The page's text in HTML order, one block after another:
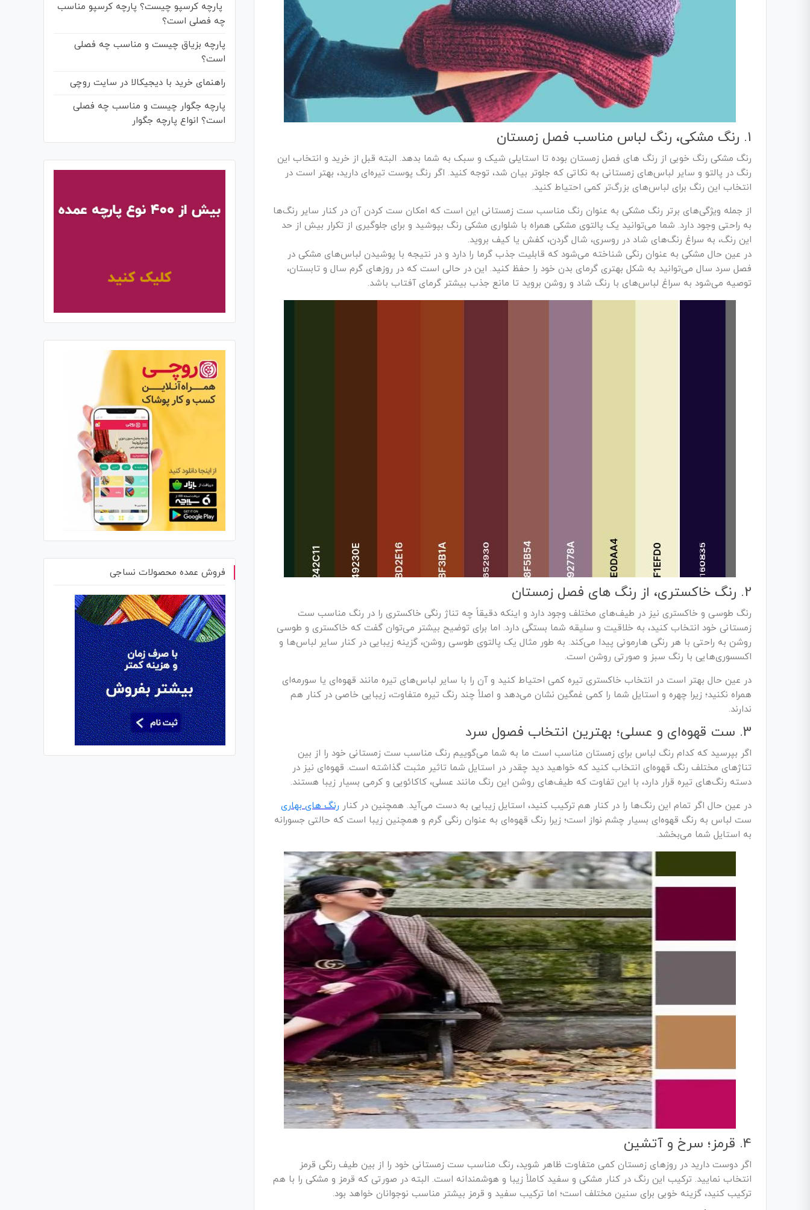
1. رنگ مشکی، رنگ لباس مناسب فصل زمستان
رنگ مشکی رنگ خوبی از رنگ ‌های فصل زمستان بوده تا استایلی شیک و سبک به شما بدهد. البته قبل از خرید و انتخاب این
رنگ در پالتو و سایر لباس‌های زمستانی به نکاتی که جلوتر بیان شد، توجه کنید. اگر رنگ پوست تیره‌ای دارید، بهتر است در
انتخاب این رنگ برای لباس‌های بزرگ‌تر کمی احتیاط کنید.
از جمله ویژگی‌های برتر رنگ مشکی به عنوان رنگ مناسب ست زمستانی این است که امکان ست کردن آن در کنار سایر رنگ‌ها
به راحتی وجود دارد. شما می‌توانید یک پالتوی مشکی همراه با شلواری مشکی رنگ بپوشید و برای جلوگیری از تکرار بیش از حد
این رنگ، به سراغ رنگ‌های شاد در روسری، شال گردن، کفش یا کیف بروید.
در عین حال مشکی به عنوان رنگی شناخته می‌شود که قابلیت جذب گرما را دارد و در نتیجه با پوشیدن لباس‌های مشکی در
فصل سرد سال می‌توانید به شکل بهتری گرمای بدن خود را حفظ کنید. این در حالی است که در روزهای گرم سال و تابستان،
توصیه می‌شود به سراغ لباس‌های با رنگ شاد و روشن بروید تا مانع جذب بیشتر گرمای آفتاب باشد.
2. رنگ خاکستری، از رنگ ‌های فصل زمستان
رنگ طوسی و خاکستری نیز در طیف‌های مختلف وجود دارد و اینکه دقیقاً چه تناژ رنگی خاکستری را در رنگ مناسب ست
زمستانی خود انتخاب کنید، به خلاقیت و سلیقه‌ شما بستگی دارد. اما برای توضیح بیشتر می‌توان گفت که خاکستری و طوسی
روشن به راحتی با هر رنگی هارمونی پیدا می‌کند. به طور مثال یک پالتوی طوسی روشن، گزینه زیبایی در کنار سایر لباس‌ها و
اکسسوری‌هایی با رنگ سبز و صورتی روشن است.
در عین حال بهتر است در انتخاب خاکستری تیره کمی احتیاط کنید و آن را با سایر لباس‌های تیره مانند قهوه‌ای یا سورمه‌ای
همراه نکنید؛ زیرا چهره و استایل شما را کمی غمگین نشان می‌دهد و اصلاً چند رنگ تیره متفاوت، زیبایی خاصی در کنار هم
ندارند.
3. ست قهوه‌ای و عسلی؛ بهترین انتخاب فصول سرد
اگر بپرسید که کدام رنگ لباس برای زمستان مناسب است ما به شما می‌گوییم رنگ مناسب ست زمستانی خود را از بین
تناژهای مختلف رنگ قهوه‌ای انتخاب کنید که خواهید دید چقدر در استایل شما تاثیر مثبت گذاشته است. قهوه‌ای نیز در
دسته رنگ‌های تیره قرار دارد، با این تفاوت که طیف‌های روشن این رنگ مانند عسلی، کاکائویی و کرمی بسیار زیبا هستند.
در عین حال اگر تمام این رنگ‌ها را در کنار هم ترکیب کنید، استایل زیبایی به دست می‌آید. همچنین در کنار رنگ های بهاری
ست لباس به رنگ قهوه‌ای بسیار چشم نواز است؛ زیرا رنگ قهوه‌ای به عنوان رنگی گرم و همچنین زیبا است که حالتی جسورانه
به استایل شما می‌بخشد.
4. قرمز؛ سرخ و آتشین
اگر دوست دارید در روزهای زمستان کمی متفاوت ظاهر شوید، رنگ مناسب ست زمستانی خود را از بین طیف رنگی قرمز
انتخاب نمایید. ترکیب این رنگ در کنار مشکی و سفید کاملاً زیبا و هوشمندانه است. البته در صورتی که قرمز و مشکی را با هم
ترکیب کنید، گزینه خوبی برای سنین مختلف است؛ اما ترکیب سفید و قرمز بیشتر مناسب نوجوانان خواهد بود.
پارچه کرسپو چیست؟ پارچه کرسپو مناسب
چه فصلی است؟
پارچه بزیاق چیست و مناسب چه فصلی
است؟
راهنمای خرید با دیجیکالا در سایت روچی
پارچه جگوار چیست و مناسب چه فصلی
است؟ انواع پارچه جگوار
فروش عمده محصولات نساجی